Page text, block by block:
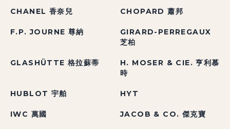
CHANEL 香奈兒 CHOPARD 蕭邦
F.P. JOURNE 尊納
GIRARD-PERREGAUX
芝柏
GLASHÜTTE 格拉蘇蒂
H. MOSER & CIE. 亨利慕
時
HUBLOT 宇舶 HYT
IWC 萬國 JACOB & CO. 傑克寶